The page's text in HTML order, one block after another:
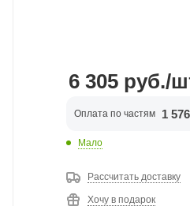
6 305 руб./
Оплата по частям 1
Мало
Рассчитать доставку
Хочу в подарок